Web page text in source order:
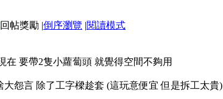
|倒序瀏覽 |閱讀模式
要帶2隻小蘿蔔頭 就覺得空間不夠用
怨言 除了工字樑趁套 (這玩意便宜 但是拆工太貴)